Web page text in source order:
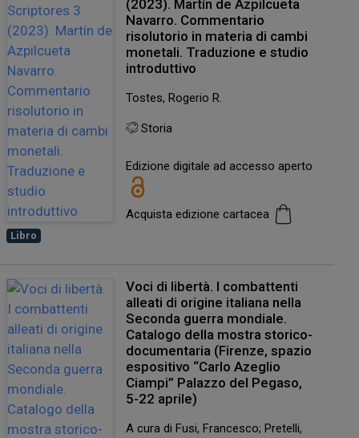
Libro
(2023). Martín de Azpilcueta
Navarro. Commentario
risolutorio in materia di cambi
monetali. Traduzione e studio
introduttivo
Tostes, Rogerio R.
Storia
Edizione digitale ad accesso aperto
Acquista edizione cartacea
Voci di libertà. I combattenti
alleati di origine italiana nella
Seconda guerra mondiale.
Catalogo della mostra storico-
documentaria (Firenze, spazio
espositivo “Carlo Azeglio
Ciampi” Palazzo del Pegaso,
5-22 aprile)
A cura di Fusi, Francesco; Pretelli,